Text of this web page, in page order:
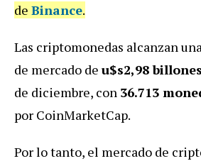
de Binance.
Las criptomonedas alcanzan
de mercado de u$s2,98 billones
de diciembre, con 36.713
por CoinMarketCap.
Por lo tanto, el mercado de